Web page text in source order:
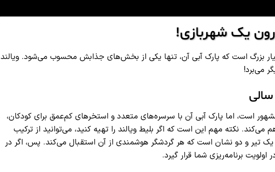
بزرگ است که پارک آبی آن، تنها یکی از بخش‌های جذابش محسوب می‌شود. ویالند
می‌برد!
است، اما پارک آبی آن با سرسره‌های متعدد و استخرهای کم‌عمق برای کودکان،
نکته مهم این است که اگر بلیط ویالند را تهیه کنید، می‌توانید از ترکیب
تیر و دو نشان است که هر گردشگر هوشمندی از آن استقبال می‌کند. پس، اگر در
برنامه‌ریزی شما قرار گیرد.